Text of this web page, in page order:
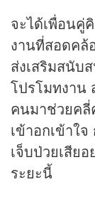
จะได้เพื่อนคู่
งานที่สอดคล้
ส่งเสริมสนับ
โปรโมทงาน
คนมาช่วยค
เข้าอกเข้าใ
เจ็บป่วยเสีย
ระยะนี้